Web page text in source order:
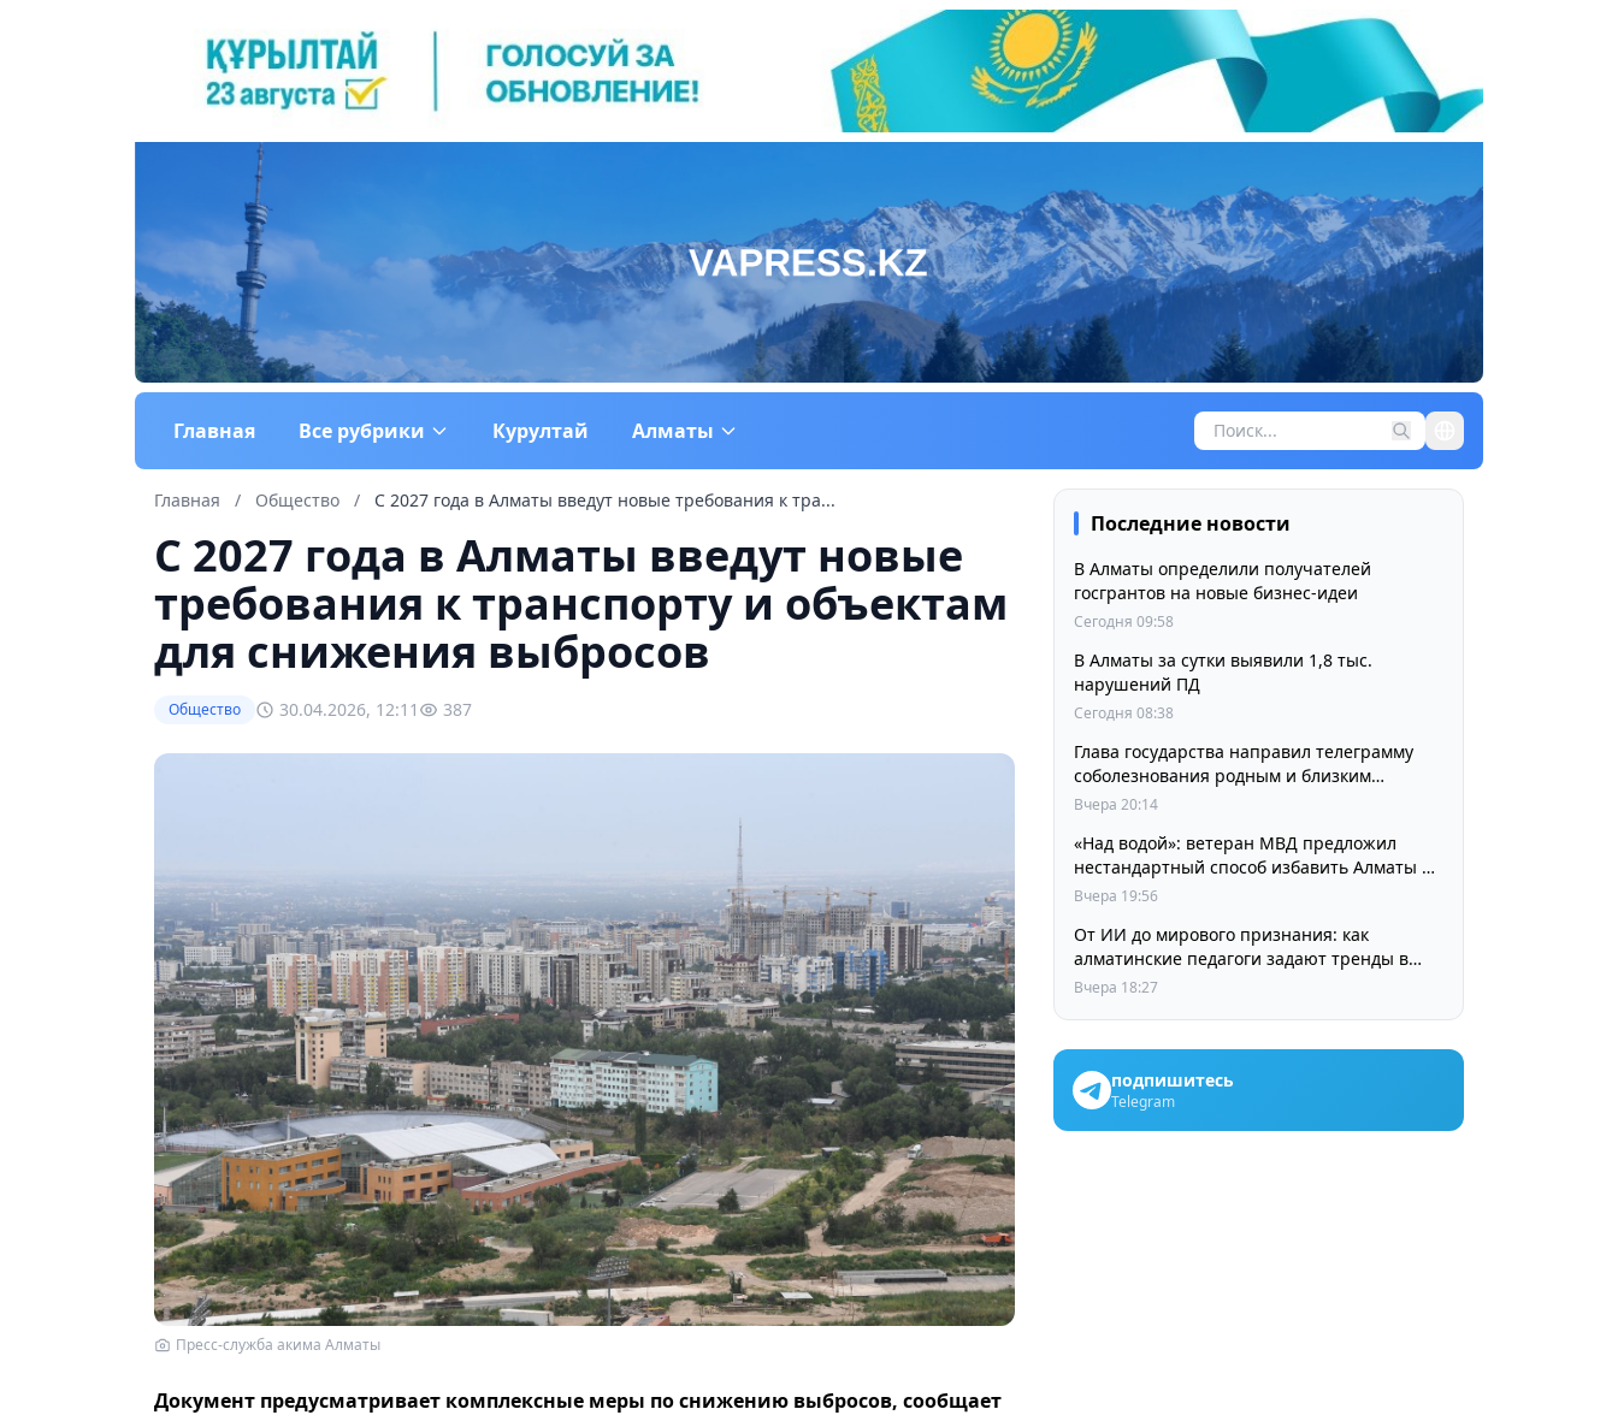
Главная Все рубрики Курултай Алматы
Главная / Общество / С 2027 года в Алматы введут новые требования к тра...
С 2027 года в Алматы введут новые
требования к транспорту и объектам
для снижения выбросов
Общество 30.04.2026, 12:11 387
Пресс-служба акима Алматы
Документ предусматривает комплексные меры по снижению выбросов, сообщает
Последние новости
В Алматы определили получателей
госгрантов на новые бизнес-идеи
Сегодня 09:58
В Алматы за сутки выявили 1,8 тыс.
нарушений ПД
Сегодня 08:38
Глава государства направил телеграмму
соболезнования родным и близким
выдающегося кинорежиссера Ардака
Вчера 20:14
«Над водой»: ветеран МВД предложил
нестандартный способ избавить Алматы от
пробок и смога
Вчера 19:56
От ИИ до мирового признания: как
алматинские педагоги задают тренды в
изучении языков
Вчера 18:27
подпишитесь
Telegram